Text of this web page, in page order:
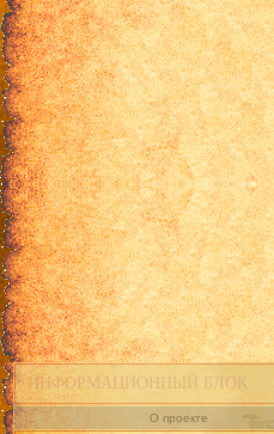
ИНФОРМАЦИОННЫЙ БЛОК
О проекте